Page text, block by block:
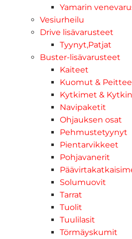
Yamarin
Vesiurheilu
Drive lisävarusteet
Tyynyt,Patjat
Buster-lisävarusteet
Kaiteet
Kuomut &
Kytkimet &
Navipaketit
Ohjauksen osat
Pehmustetyynyt
Pientarvikkeet
Pohjavanerit
Solumuovit
Tarrat
Tuolit
Tuulilasit
Törmäyskumit